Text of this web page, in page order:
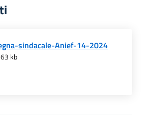
sindacale-Anief-14-2024
kb